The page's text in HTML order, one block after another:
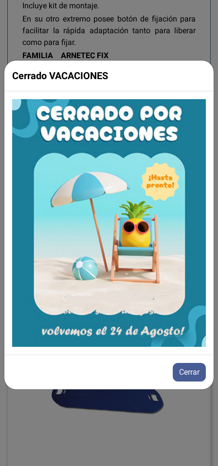
Incluye kit de montaje.
En su otro extremo posee botón de fijación para
facilitar la rápida adaptación tanto para liberar
como para fijar.
FAMILIA ARNETEC FIX
El correcto posicionamiento incrementa la
funcionalidad del paciente, especialmente cuando
la sedestación ocurre en un asiento de movilidad.
Los constantes desplazamientos del centro de
gravedad cuando el paciente es movilizado en
una silla de ruedas producen inestabilidades
siendo preciso equilibrar el esqueleto.
TALLAS
0 (niño) 1 2 3
23-27 28-32 33-41 41-48
Aún no existen valoraciones para este
producto.
Tambien te recomendamos
Cerrado VACACIONES
Cerrar